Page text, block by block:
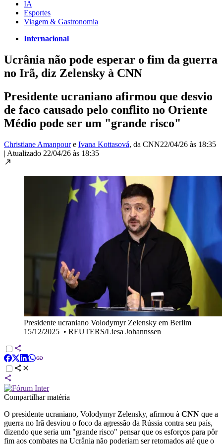
IA
Esportes
Viagem & Gastronomia
Internacional
Ucrânia não pode esperar o fim da guerra
no Irã, diz Zelensky à CNN
Presidente ucraniano afirmou que desvio
de faco causado pelo conflito no Oriente
Médio pode ser um "grande risco"
Christiane Amanpoure Ivana Kottasová, da CNN22/04/26 às 18:35
| Atualizado 22/04/26 às 18:35
Presidente ucraniano Volodymyr Zelensky em Berlim
15/12/2025 • REUTERS/Liesa Johannssen
Compartilhar matéria
O presidente ucraniano, Volodymyr Zelensky, afirmou à CNN que a
guerra no Irã desviou o foco da agressão da Rússia contra seu país,
dizendo que seria um "grande risco" pensar que os esforços para pôr
fim aos combates na Ucrânia não poderiam ser retomados até que o